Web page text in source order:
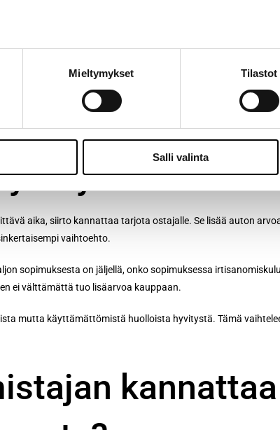
Mieltymykset Tilastot
Salli valinta
kustannuksista ja tarvittavista asiakirjoista.
milloin siirto tehdään.
uuden omistajan nimiin.
jotta vastuut ovat selkeät molemmille osapuolille.
aika, siirto kannattaa tarjota ostajalle. Se lisää auton
vaihtoehto.
sopimuksesta on jäljellä, onko sopimuksessa
ei välttämättä tuo lisäarvoa kauppaan.
mutta käyttämättömistä huolloista hyvitystä. Tämä